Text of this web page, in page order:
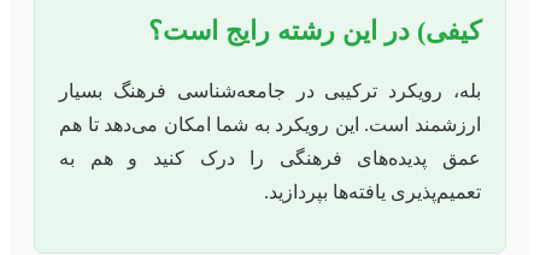
کیفی) در این رشته رایج است؟
بله، رویکرد ترکیبی در جامعه‌شناسی فرهنگ بسیار
ارزشمند است. این رویکرد به شما امکان می‌دهد تا هم
عمق پدیده‌های فرهنگی را درک کنید و هم به
تعمیم‌پذیری یافته‌ها بپردازید.